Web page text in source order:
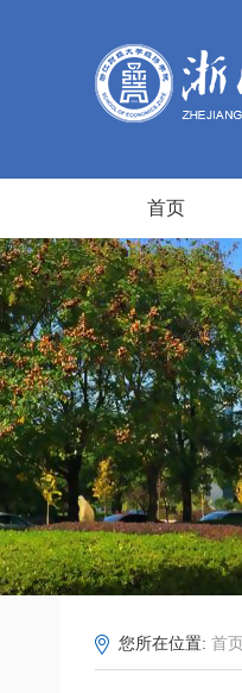
首页
您所在位置: 首页